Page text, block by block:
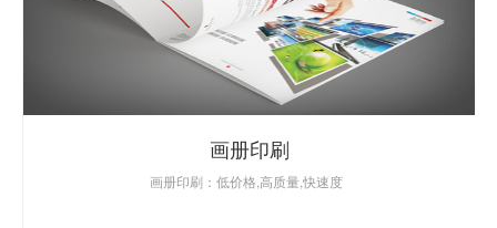
画册印刷
画册印刷：低价格,高质量,快速度